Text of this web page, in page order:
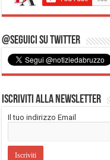
@Seguici su Twitter
Iscriviti alla Newsletter
Il tuo indirizzo Email